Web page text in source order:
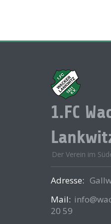
1.FC
Der Verein im
Adresse:
Mail:
20 59